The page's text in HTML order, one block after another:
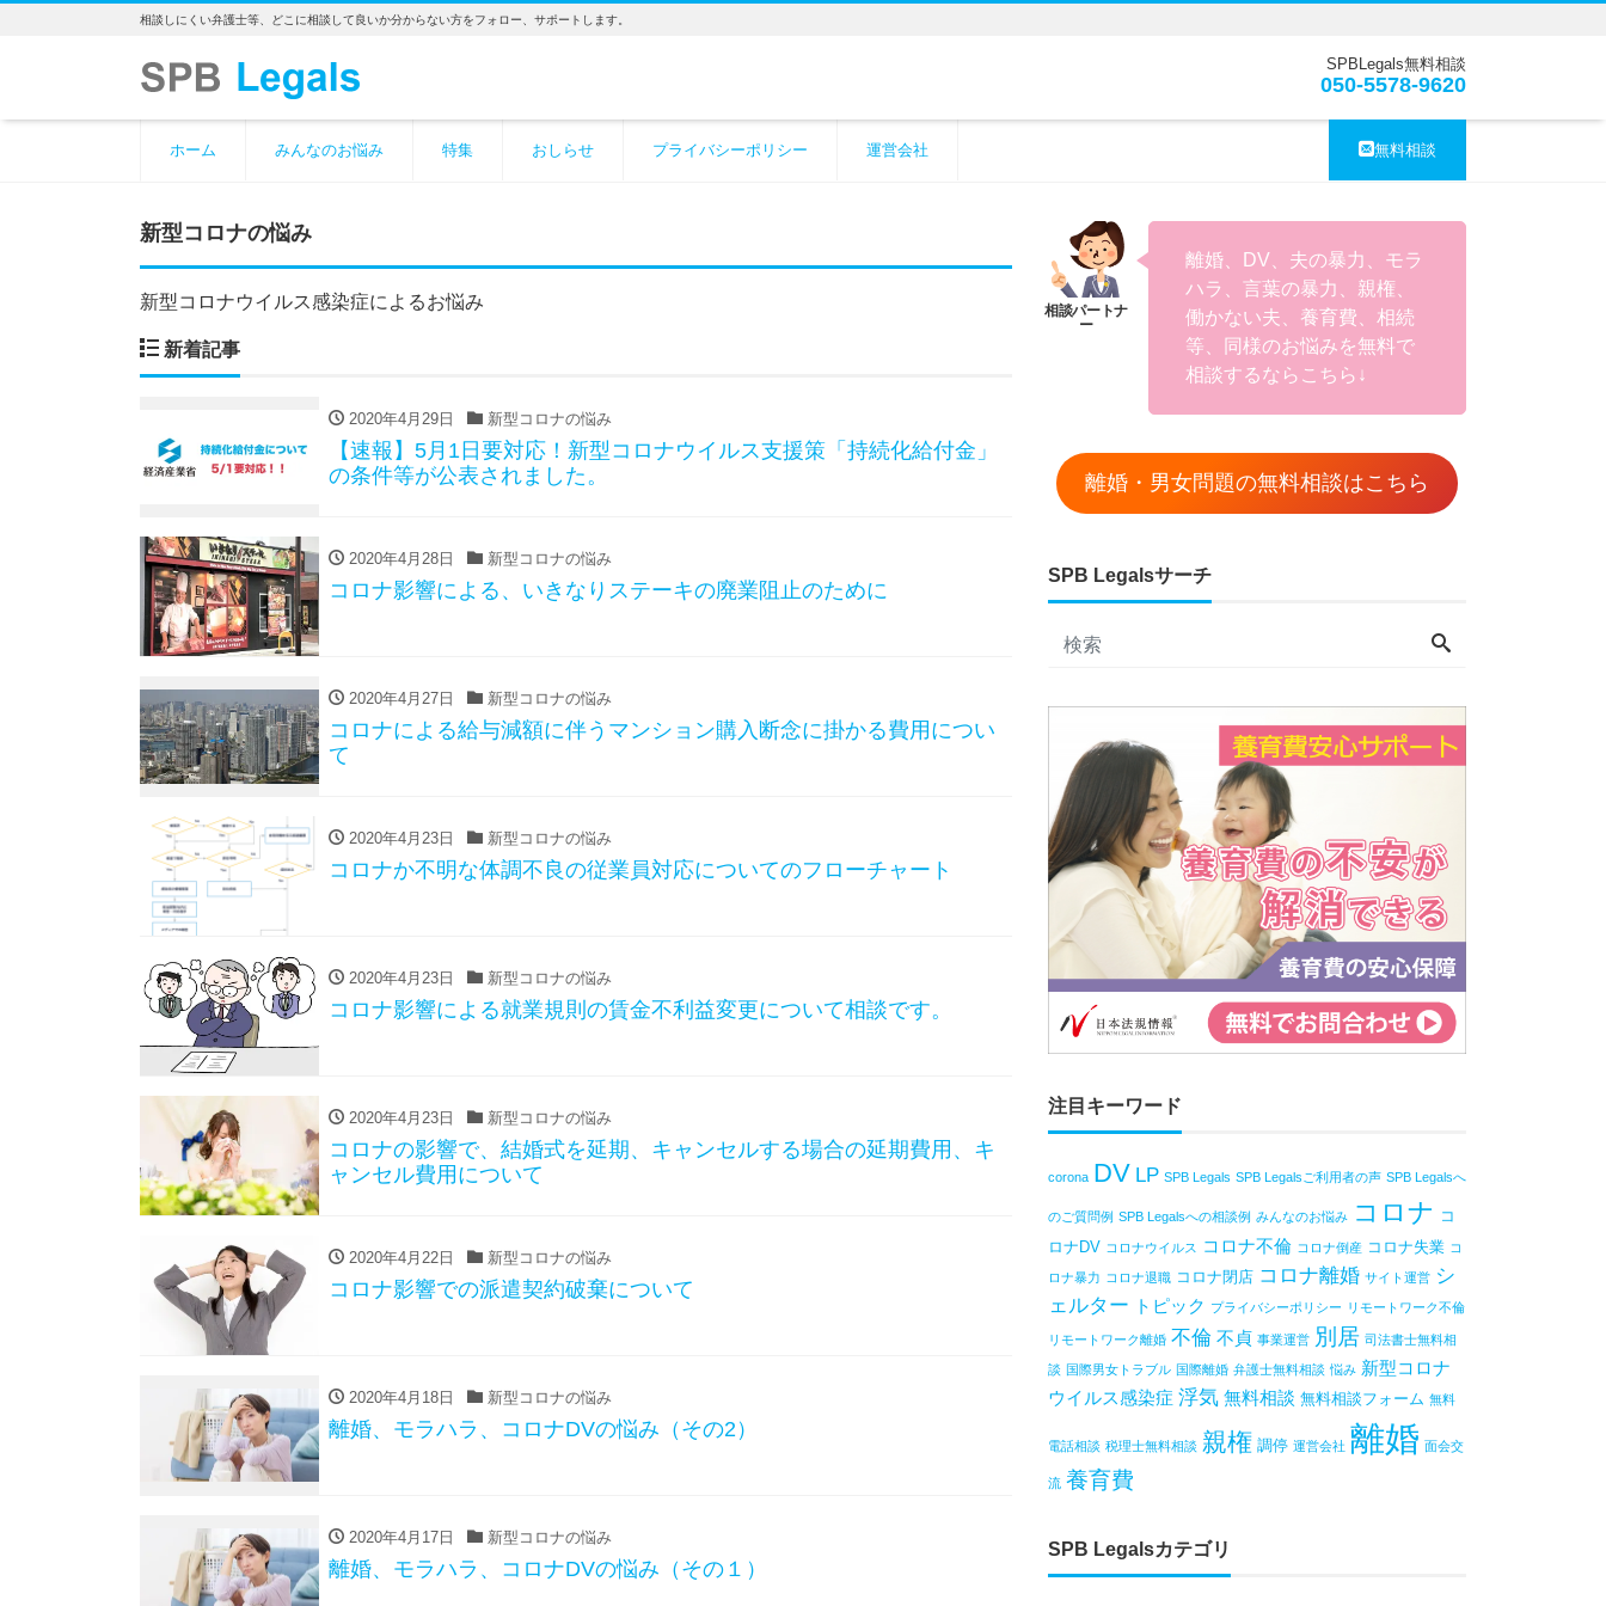
相談しにくい弁護士等、どこに相談して良いか分からない方をフォロー、サポートします。
SPBLegals無料相談
050-5578-9620
ホーム みんなのお悩み 特集 おしらせ プライバシーポリシー 運営会社 無料相談
新型コロナの悩み
新型コロナウイルス感染症によるお悩み
新着記事
2020年4月29日 新型コロナの悩み
【速報】5月1日要対応！新型コロナウイルス支援策「持続化給付金」
の条件等が公表されました。
2020年4月28日 新型コロナの悩み
コロナ影響による、いきなりステーキの廃業阻止のために
2020年4月27日 新型コロナの悩み
コロナによる給与減額に伴うマンション購入断念に掛かる費用につい
て
2020年4月23日 新型コロナの悩み
コロナか不明な体調不良の従業員対応についてのフローチャート
2020年4月23日 新型コロナの悩み
コロナ影響による就業規則の賃金不利益変更について相談です。
2020年4月23日 新型コロナの悩み
コロナの影響で、結婚式を延期、キャンセルする場合の延期費用、キ
ャンセル費用について
2020年4月22日 新型コロナの悩み
コロナ影響での派遣契約破棄について
2020年4月18日 新型コロナの悩み
離婚、モラハラ、コロナDVの悩み（その2）
2020年4月17日 新型コロナの悩み
離婚、モラハラ、コロナDVの悩み（その１）
離婚、DV、夫の暴力、モラ
ハラ、言葉の暴力、親権、
働かない夫、養育費、相続
等、同様のお悩みを無料で
相談するならこちら↓
離婚・男女問題の無料相談はこちら
SPB Legalsサーチ
注目キーワード
corona DV LP SPB Legals SPB Legalsご利用者の声 SPB Legalsへ
のご質問例 SPB Legalsへの相談例 みんなのお悩み コロナ コ
ロナDV コロナウイルス コロナ不倫 コロナ倒産 コロナ失業 コ
ロナ暴力 コロナ退職 コロナ閉店 コロナ離婚 サイト運営 シ
ェルター トピック プライバシーポリシー リモートワーク不倫
リモートワーク離婚 不倫 不貞 事業運営 別居 司法書士無料相
談 国際男女トラブル 国際離婚 弁護士無料相談 悩み 新型コロナ
ウイルス感染症 浮気 無料相談 無料相談フォーム 無料
電話相談 税理士無料相談 親権 調停 運営会社 離婚 面会交
流 養育費
SPB Legalsカテゴリ